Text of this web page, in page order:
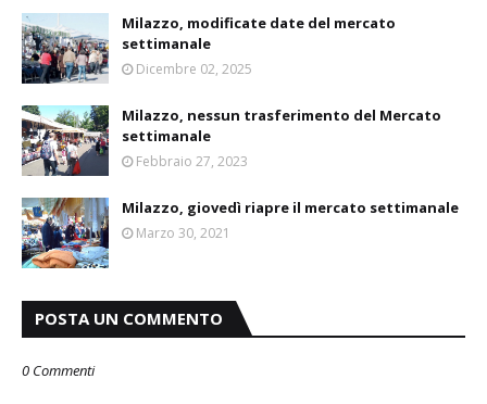
Milazzo, modificate date del mercato
settimanale
Dicembre 02, 2025
Milazzo, nessun trasferimento del Mercato
settimanale
Febbraio 27, 2023
Milazzo, giovedì riapre il mercato settimanale
Marzo 30, 2021
POSTA UN COMMENTO
0 Commenti